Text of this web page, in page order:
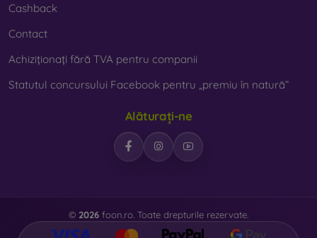
Cashback
Contact
Achiziționați fără TVA pentru companii
Statutul concursului Facebook pentru „premiu în natură”
Alăturați-ne
© 2026 foon.ro. Toate drepturile rezervate.